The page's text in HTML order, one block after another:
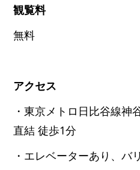
観覧料
無料
アクセス
・東京メトロ日比谷線神
直結 徒歩1分
・エレベーターあり、バ